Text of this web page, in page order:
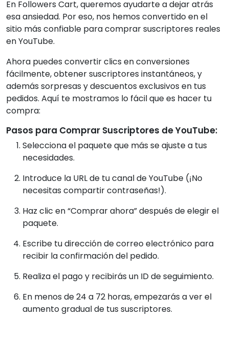
En Followers Cart, queremos ayudarte a dejar atrás
esa ansiedad. Por eso, nos hemos convertido en el
sitio más confiable para comprar suscriptores reales
en YouTube.
Ahora puedes convertir clics en conversiones
fácilmente, obtener suscriptores instantáneos, y
además sorpresas y descuentos exclusivos en tus
pedidos. Aquí te mostramos lo fácil que es hacer tu
compra:
Pasos para Comprar Suscriptores de YouTube:
Selecciona el paquete que más se ajuste a tus
necesidades.
Introduce la URL de tu canal de YouTube (¡No
necesitas compartir contraseñas!).
Haz clic en “Comprar ahora” después de elegir el
paquete.
Escribe tu dirección de correo electrónico para
recibir la confirmación del pedido.
Realiza el pago y recibirás un ID de seguimiento.
En menos de 24 a 72 horas, empezarás a ver el
aumento gradual de tus suscriptores.